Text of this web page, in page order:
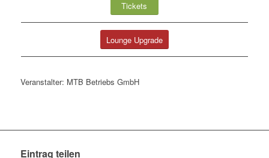
Tickets
Lounge Upgrade
Veranstalter: MTB Betriebs GmbH
Eintrag teilen